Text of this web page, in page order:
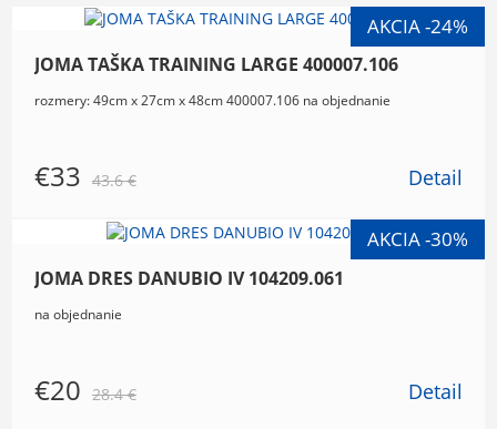
JOMA TAŠKA TRAINING LARGE 400007.106
rozmery: 49cm x 27cm x 48cm 400007.106 na objednanie
€33 43.6 € Detail
JOMA DRES DANUBIO IV 104209.061
na objednanie
€20 28.4 € Detail